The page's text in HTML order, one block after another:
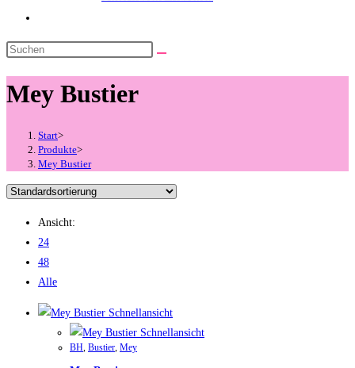
umschalten
Diese
durchsuchen
Mey Bustier
Start>
Produkte>
Mey Bustier
Ansicht:
24
48
Alle
Schnellansicht
Schnellansicht
BH, Bustier, Mey